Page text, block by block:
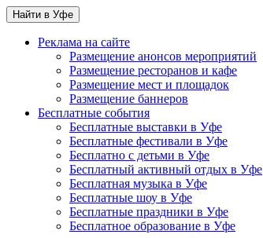
Найти в Уфе
Реклама на сайте
Размещение анонсов мероприятий
Размещение ресторанов и кафе
Размещение мест и площадок
Размещение баннеров
Бесплатные события
Бесплатные выставки в Уфе
Бесплатные фестивали в Уфе
Бесплатно с детьми в Уфе
Бесплатный активный отдых в Уфе
Бесплатная музыка в Уфе
Бесплатные шоу в Уфе
Бесплатные праздники в Уфе
Бесплатное образование в Уфе